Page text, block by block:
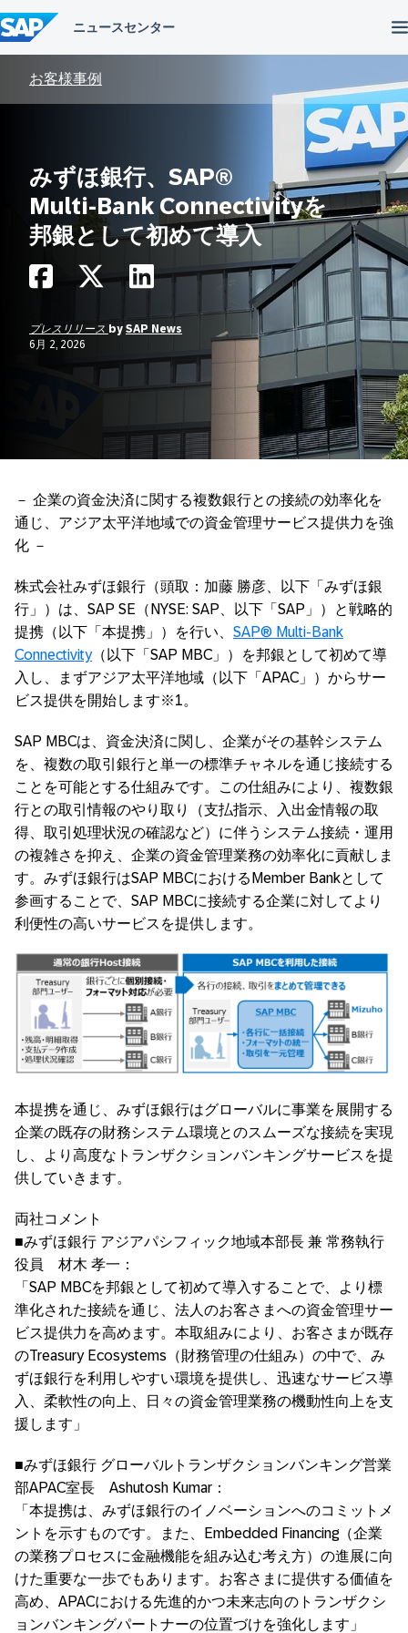
ン
テ
ン
お客様事例
みずほ銀行、SAP®
Multi‑Bank Connectivityを
邦銀として初めて導入
プレスリリース by SAP News
6月 2, 2026
－ 企業の資金決済に関する複数銀行との接続の効率化を
通じ、アジア太平洋地域での資金管理サービス提供力を強
化 －
株式会社みずほ銀行（頭取：加藤 勝彦、以下「みずほ銀
行」）は、SAP SE（NYSE: SAP、以下「SAP」）と戦略的
提携（以下「本提携」）を行い、 SAP® Multi‑Bank
Connectivity（以下「SAP MBC」）を邦銀として初めて導
入し、まずアジア太平洋地域（以下「APAC」）からサー
ビス提供を開始します※1。
SAP MBCは、資金決済に関し、企業がその基幹システム
を、複数の取引銀行と単一の標準チャネルを通じ接続する
ことを可能とする仕組みです。この仕組みにより、複数銀
行との取引情報のやり取り（支払指示、入出金情報の取
得、取引処理状況の確認など）に伴うシステム接続・運用
の複雑さを抑え、企業の資金管理業務の効率化に貢献しま
す。みずほ銀行はSAP MBCにおけるMember Bankとして
参画することで、SAP MBCに接続する企業に対してより
利便性の高いサービスを提供します。
本提携を通じ、みずほ銀行はグローバルに事業を展開する
企業の既存の財務システム環境とのスムーズな接続を実現
し、より高度なトランザクションバンキングサービスを提
供していきます。
両社コメント
■みずほ銀行 アジアパシフィック地域本部長 兼 常務執行
役員 材木 孝一：
「SAP MBCを邦銀として初めて導入することで、より標
準化された接続を通じ、法人のお客さまへの資金管理サー
ビス提供力を高めます。本取組みにより、お客さまが既存
のTreasury Ecosystems（財務管理の仕組み）の中で、み
ずほ銀行を利用しやすい環境を提供し、迅速なサービス導
入、柔軟性の向上、日々の資金管理業務の機動性向上を支
援します」
■みずほ銀行 グローバルトランザクションバンキング営業
部APAC室長 Ashutosh Kumar：
「本提携は、みずほ銀行のイノベーションへのコミットメ
ントを示すものです。また、Embedded Financing（企業
の業務プロセスに金融機能を組み込む考え方）の進展に向
けた重要な一歩でもあります。お客さまに提供する価値を
高め、APACにおける先進的かつ未来志向のトランザクシ
ョンバンキングパートナーの位置づけを強化します」